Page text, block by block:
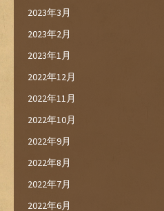
2023年3月
2023年2月
2023年1月
2022年12月
2022年11月
2022年10月
2022年9月
2022年8月
2022年7月
2022年6月